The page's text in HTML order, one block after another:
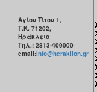
Αγίου Τίτου 1,
Τ.Κ. 71202,
Ηράκλειο
Τηλ.: 2813-409000
email:info@heraklion.gr